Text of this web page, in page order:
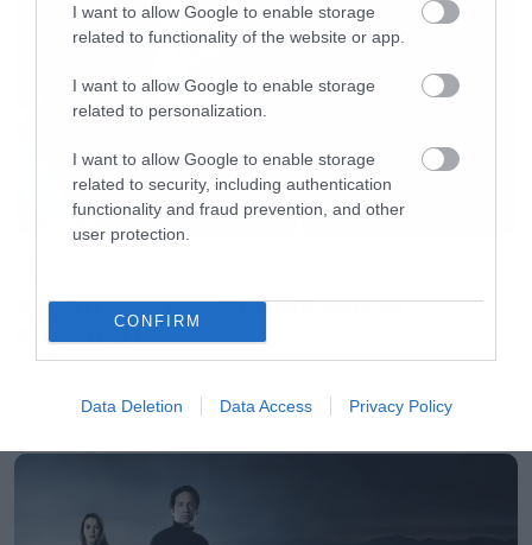
I want to allow Google to enable storage
related to functionality of the website or app.
I want to allow Google to enable storage
related to personalization.
I want to allow Google to enable storage
related to security, including authentication
functionality and fraud prevention, and other
user protection.
CONFIRM
Data Deletion Data Access Privacy Policy
Απέλυσαν τον Sid Wilson οι
Slipknot!